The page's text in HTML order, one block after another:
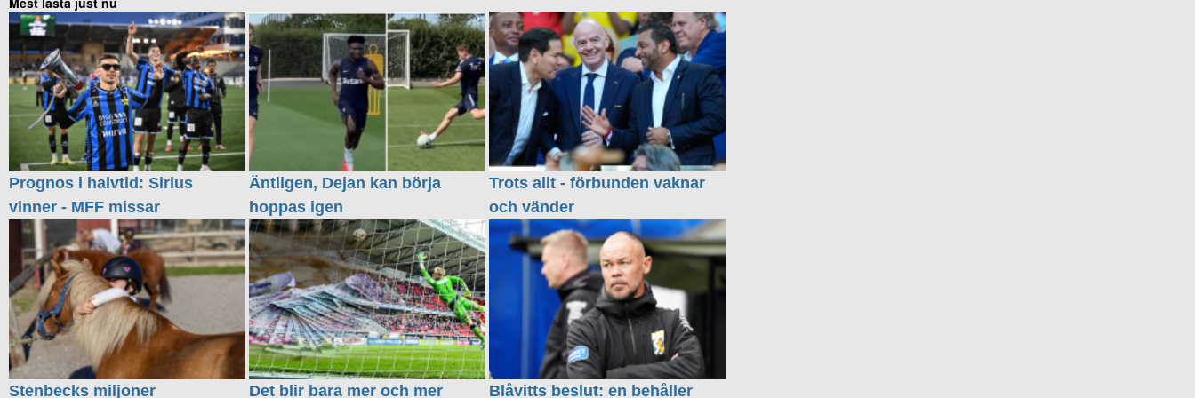
Prognos i halvtid: Sirius
vinner - MFF missar
Äntligen, Dejan kan börja
hoppas igen
Trots allt - förbunden vaknar
och vänder
Stenbecks miljoner Det blir bara mer och mer Blåvitts beslut: en behåller